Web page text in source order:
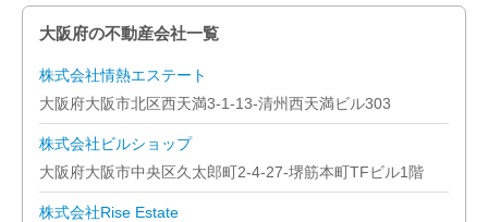
大阪府の不動産会社一覧
株式会社情熱エステート
大阪府大阪市北区西天満3-1-13-清州西天満ビル303
株式会社ビルショップ
大阪府大阪市中央区久太郎町2-4-27-堺筋本町TFビル1階
株式会社Rise Estate